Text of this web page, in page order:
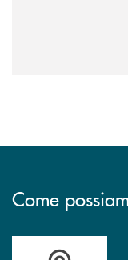
Come
Accedi all' elenco